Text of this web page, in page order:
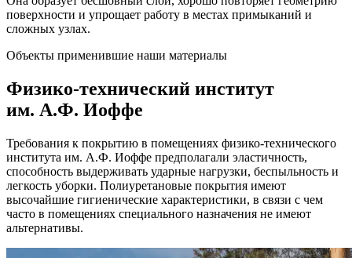
поверхности и упрощает работу в местах примыканий и
сложных узлах.
Объекты применившие наши материалы
Физико-технический институт
им. А.Ф. Иоффе
Требования к покрытию в помещениях физико-технического
института им. А.Ф. Иоффе предполагали эластичность,
способность выдерживать ударные нагрузки, беспыльность и
легкость уборки. Полиуретановые покрытия имеют
высочайшие гигиенические характеристики, в связи с чем
часто в помещениях специального назначения не имеют
альтернативы.